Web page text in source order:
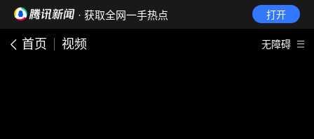
· 获取全网一手热点 打开
首页 视频 无障碍